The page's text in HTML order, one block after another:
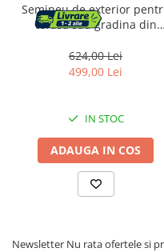
Semineu de exterior
terasa sau gradina din
pentru gratar, 60x60x52 cm
624,00 Lei
499,00 Lei
IN STOC
ADAUGA IN COS
Newsletter Nu rata ofertele si